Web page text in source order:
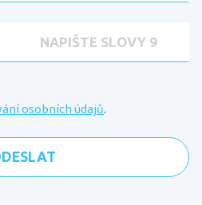
osobních údajů.